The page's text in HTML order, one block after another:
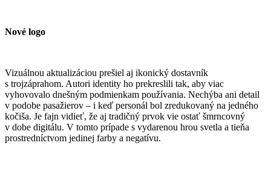
Nové logo
Vizuálnou aktualizáciou prešiel aj ikonický dostavník
s trojzáprahom. Autori identity ho prekreslili tak, aby viac
vyhovovalo dnešným podmienkam používania. Nechýba ani detail
v podobe pasažierov – i keď personál bol zredukovaný na jedného
kočiša. Je fajn vidieť, že aj tradičný prvok vie ostať šmrncovný
v dobe digitálu. V tomto prípade s vydarenou hrou svetla a tieňa
prostredníctvom jedinej farby a negatívu.